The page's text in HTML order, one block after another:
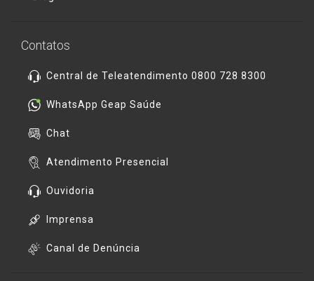
Contatos
Central de Teleatendimento 0800 728 8300
WhatsApp Geap Saúde
Chat
Atendimento Presencial
Ouvidoria
Imprensa
Canal de Denúncia